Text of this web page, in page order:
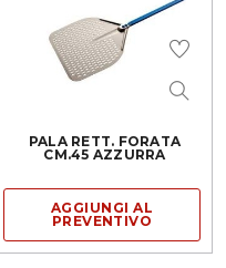
PALA RETT. FORATA
CM.45 AZZURRA
AGGIUNGI AL
PREVENTIVO